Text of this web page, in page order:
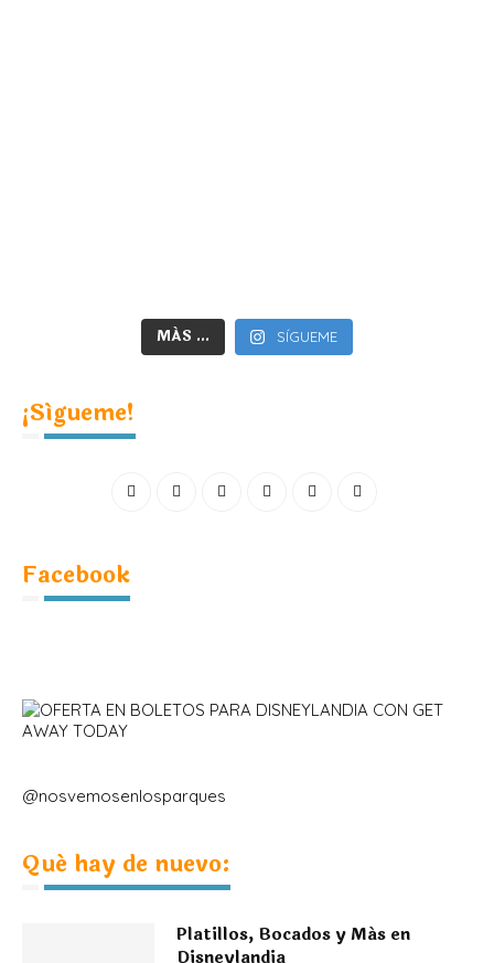
MÁS ... SÍGUEME
¡Sígueme!
Facebook
@nosvemosenlosparques
Qué hay de nuevo:
Platillos, Bocados y Más en